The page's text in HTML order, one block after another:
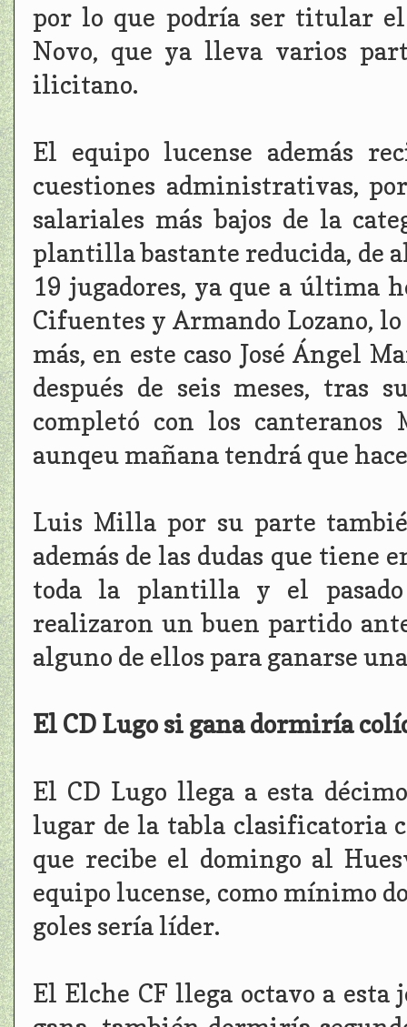
por lo que podría ser titular
Novo, que ya lleva varios
ilicitano.
El equipo lucense además
cuestiones administrativas,
salariales más bajos de la
plantilla bastante reducida, de
19 jugadores, ya que a última
Cifuentes y Armando Lozano,
más, en este caso José Ángel
después de seis meses, tras
completó con los canteranos
aunqeu mañana tendrá que
Luis Milla por su parte
además de las dudas que tiene
toda la plantilla y el pasado
realizaron un buen partido
alguno de ellos para ganarse
El CD Lugo si gana dormiría
El CD Lugo llega a esta
lugar de la tabla clasificatoria
que recibe el domingo al
equipo lucense, como mínimo
goles sería líder.
El Elche CF llega octavo a